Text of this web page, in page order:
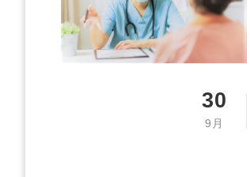
30
9月